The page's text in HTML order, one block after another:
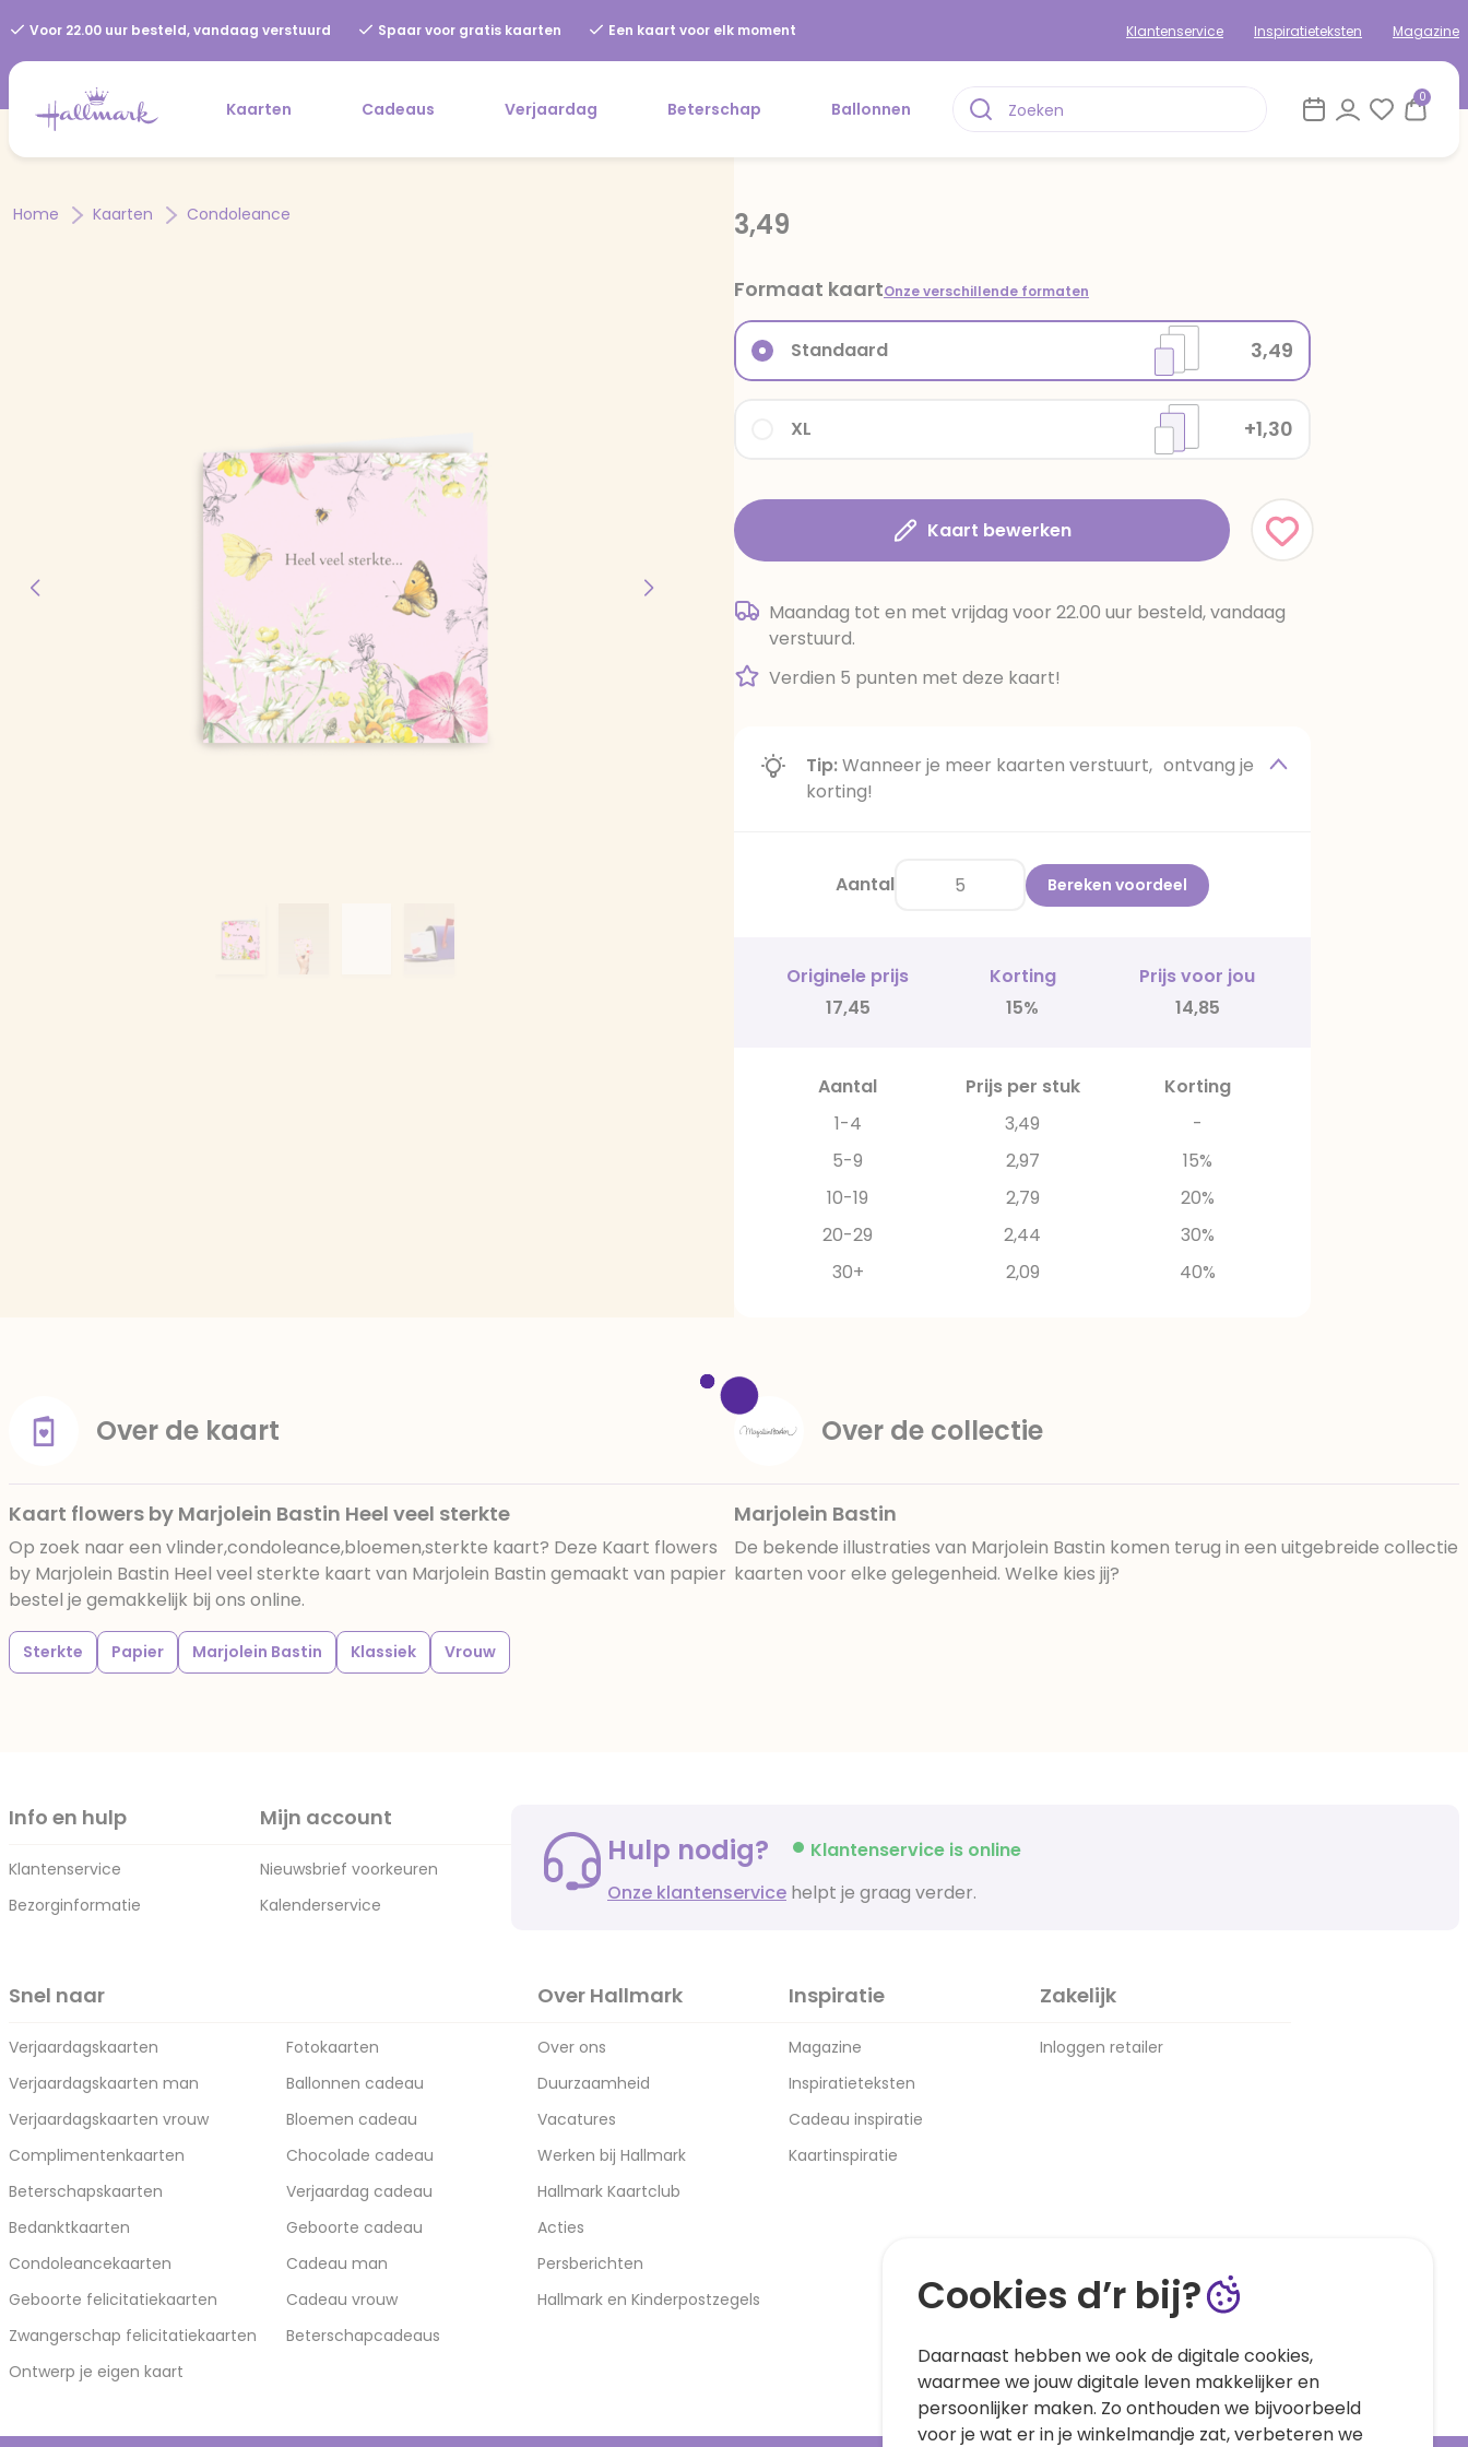
Voor 22.00 uur besteld, vandaag verstuurd Spaar voor gratis kaarten Een kaart voor elk moment Klantenservice Inspiratieteksten Magazine
Kaarten Cadeaus Verjaardag Beterschap Ballonnen
0
Home Kaarten Condoleance 3,49
Formaat kaartOnze verschillende formaten
XL +1,30
Standaard 3,49
Kaart bewerken
Maandag tot en met vrijdag voor 22.00 uur besteld, vandaag
verstuurd.
Verdien 5 punten met deze kaart!
Tip:Wanneer je meer kaarten verstuurt, ontvang je
korting!
Aantal Bereken voordeel
Originele prijs Korting
Prijs voor jou
17,45
15% 14,85
Aantal Prijs per stuk
Korting
1-4
3,49
-
5-9
2,97
15%
10-19
2,79
20%
20-29
2,44
30%
30+
2,09 40%
Over de kaart
Kaart flowers by Marjolein Bastin Heel veel sterkte
Op zoek naar een vlinder,condoleance,bloemen,sterkte kaart? Deze Kaart flowers
by Marjolein Bastin Heel veel sterkte kaart van Marjolein Bastin gemaakt van papier
bestel je gemakkelijk bij ons online.
Sterkte Papier Marjolein Bastin Klassiek Vrouw
Over de collectie
Marjolein Bastin
De bekende illustraties van Marjolein Bastin komen terug in een uitgebreide collectie
kaarten voor elke gelegenheid. Welke kies jij?
Info en hulp
Klantenservice
Bezorginformatie
Mijn account
Nieuwsbrief voorkeuren
Kalenderservice
Hulp nodig?
Klantenservice is online
Onze klantenservice helpt je graag verder.
Snel naar
Verjaardagskaarten
Verjaardagskaarten man
Verjaardagskaarten vrouw
Complimentenkaarten
Beterschapskaarten
Bedanktkaarten
Condoleancekaarten
Geboorte felicitatiekaarten
Zwangerschap felicitatiekaarten
Ontwerp je eigen kaart
Fotokaarten
Ballonnen cadeau
Bloemen cadeau
Chocolade cadeau
Verjaardag cadeau
Geboorte cadeau
Cadeau man
Cadeau vrouw
Beterschapcadeaus
Over Hallmark
Over ons
Duurzaamheid
Vacatures
Werken bij Hallmark
Hallmark Kaartclub
Acties
Persberichten
Hallmark en Kinderpostzegels
Inspiratie
Magazine
Inspiratieteksten
Cadeau inspiratie
Kaartinspiratie
Zakelijk
Inloggen retailer
Cookies d’r bij?
Daarnaast hebben we ook de digitale cookies,
waarmee we jouw digitale leven makkelijker en
persoonlijker maken. Zo onthouden we bijvoorbeeld
voor je wat er in je winkelmandje zat, verbeteren we